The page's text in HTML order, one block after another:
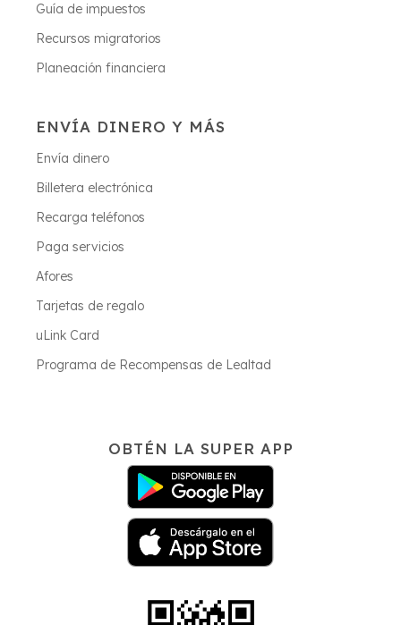
Guía de impuestos
Recursos migratorios
Planeación financiera
ENVÍA DINERO Y MÁS
Envía dinero
Billetera electrónica
Recarga teléfonos
Paga servicios
Afores
Tarjetas de regalo
uLink Card
Programa de Recompensas de Lealtad
OBTÉN LA SUPER APP